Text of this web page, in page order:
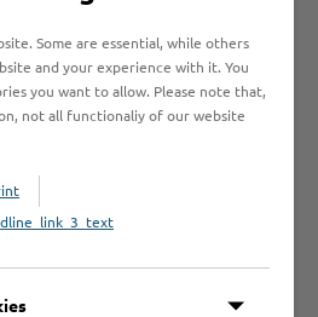
bei Links zu anderen
Sie bitte den
Some are essential, while others
and your experience with it. You
you want to allow. Please note that,
not all functionaliy of our website